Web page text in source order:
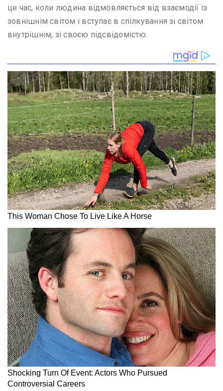
це час, коли людина відмовляється від взаємодії із
зовнішнім світом і вступає в спілкування зі світом
внутрішнім, зі своєю підсвідомістю.